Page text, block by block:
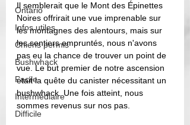
Ontario
Infos utiles
Chiens permis
Bushwhack
Facile
Intermédiaire
Difficile
Il semblerait que le Mont des Épinettes
Noires offrirait une vue imprenable sur
les montagnes des alentours, mais sur
les sentiers empruntés, nous n'avons
pas eu la chance de trouver un point de
vue. Le but premier de notre ascension
était la quête du canister nécessitant un
bushwhack. Une fois atteint, nous
sommes revenus sur nos pas.